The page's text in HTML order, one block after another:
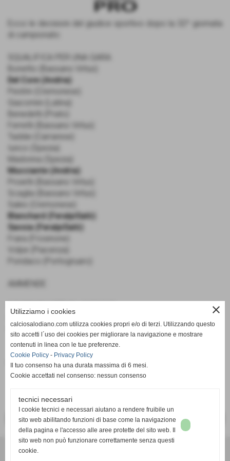
Ecco le decisioni del giudice sportivo dopo la 32^ giornata
di campionato:
Bonetto (Bassano Virtus)
Del Core (Andria)
Giacomini (Latina)
Benedetti (Prato)
Ferretti (Bassano Virtus)
Taddei (Carrarese)
Iunco (Spezia)
Madonna (Spezia)
Mucciante (Andria)
Proietti (Bassano Virtus)
Scaglia (Bassano Virtus)
Sales (Cremonese)
Blanchard (FeralpiSalò)
Savoia (FeralpiSalò)
Frara (Frosinone)
Volpe (Piacenza)
Pondaco (Portogruaro)
€ 3.500.00 PIACENZA
Fonte:Ufficio Stampa
<< PRECEDENTE SUCCESSIVO >>
close
Utilizziamo i cookies
calciosalodiano.com utilizza cookies propri e/o di terzi. Utilizzando questo
sito accetti l´uso dei cookies per migliorare la navigazione e mostrare
contenuti in linea con le tue preferenze.
Cookie Policy - Privacy Policy
Il tuo consenso ha una durata massima di 6 mesi.
Cookie accettati nel consenso: nessun consenso
tecnici necessari
I cookie tecnici e necessari aiutano a rendere fruibile un
sito web abilitando funzioni di base come la navigazione
della pagina e l'accesso alle aree protette del sito web. Il
sito web non può funzionare correttamente senza questi
cookie.